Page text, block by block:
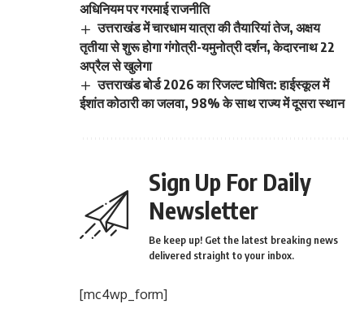
अधिनियम पर गरमाई राजनीति
उत्तराखंड में चारधाम यात्रा की तैयारियां तेज, अक्षय
तृतीया से शुरू होगा गंगोत्री-यमुनोत्री दर्शन, केदारनाथ 22
अप्रैल से खुलेगा
उत्तराखंड बोर्ड 2026 का रिजल्ट घोषित: हाईस्कूल में
ईशांत कोठारी का जलवा, 98% के साथ राज्य में दूसरा स्थान
Sign Up For Daily
Newsletter
Be keep up! Get the latest breaking news
delivered straight to your inbox.
[mc4wp_form]